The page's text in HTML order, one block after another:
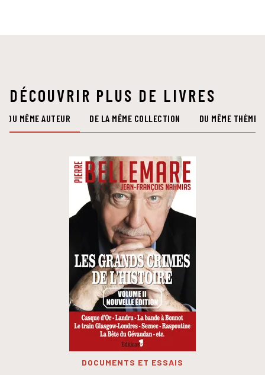
DÉCOUVRIR PLUS DE LIVRES
DU MÊME AUTEUR DE LA MÊME COLLECTION DU MÊME THÈME
DOCUMENTS ET ESSAIS